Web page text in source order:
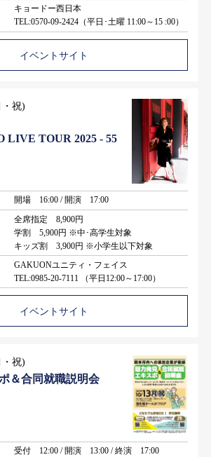
キョードー西日本
TEL:0570-09-2424（平日･土曜 11:00～15 :00）
イベントサイト
・祝)
LIVE TOUR 2025 - 55
開場 16:00 / 開演 17:00
全席指定 8,900円
学割 5,900円 ※中･高学生対象
キッズ割 3,900円 ※小学生以下対象
GAKUONユニティ・フェイス
TEL:0985-20-7111 （平日12:00～17:00）
イベントサイト
・祝)
＆合同就職説明会
受付 12:00 / 開演 13:00 / 終演 17:00